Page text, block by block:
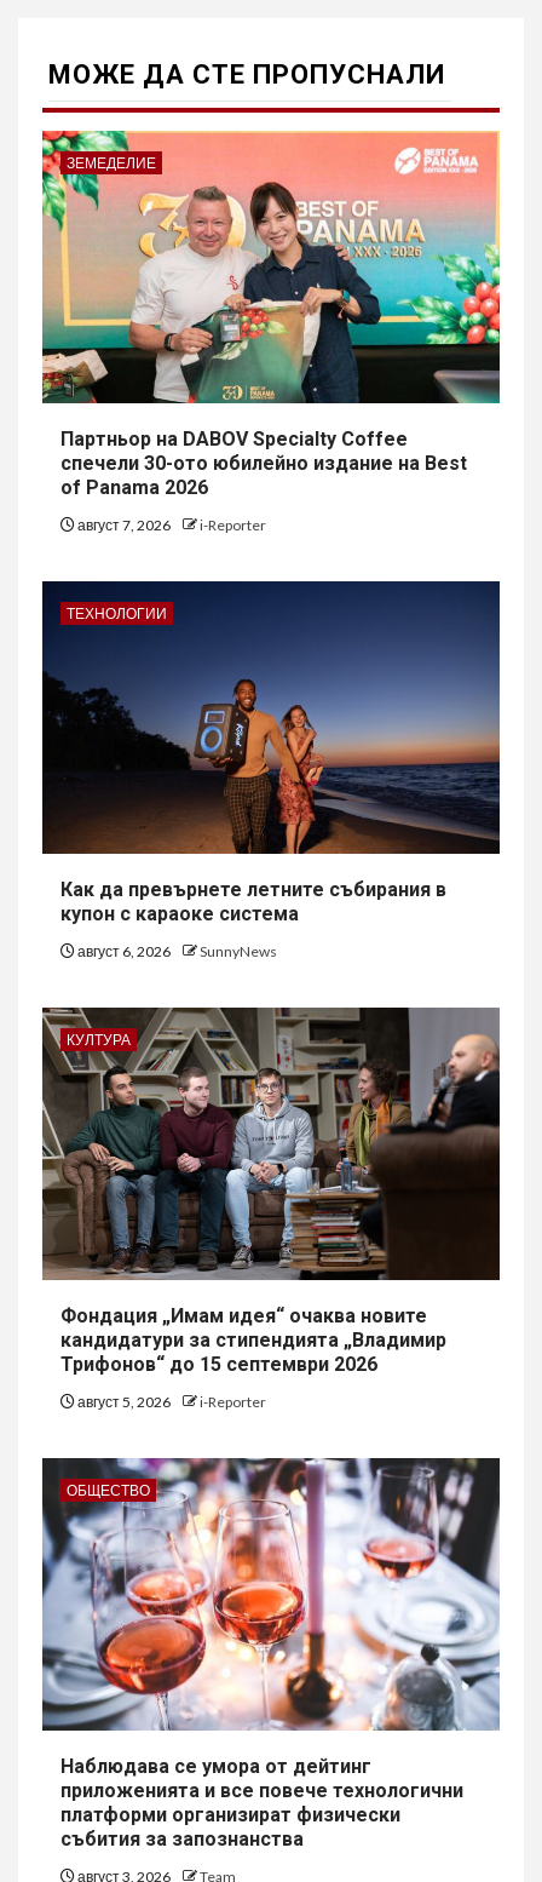
МОЖE ДА СТЕ ПРОПУСНАЛИ
ЗЕМЕДЕЛИЕ
Партньор на DABOV Specialty Coffee
спечели 30-ото юбилейно издание на Best
of Panama 2026
август 7, 2026 i-Reporter
ТЕХНОЛОГИИ
Как да превърнете летните събирания в
купон с караоке система
август 6, 2026 SunnyNews
КУЛТУРА
Фондация „Имам идея“ очаква новите
кандидатури за стипендията „Владимир
Трифонов“ до 15 септември 2026
август 5, 2026 i-Reporter
ОБЩЕСТВО
Наблюдава се умора от дейтинг
приложенията и все повече технологични
платформи организират физически
събития за запознанства
август 3, 2026 Team